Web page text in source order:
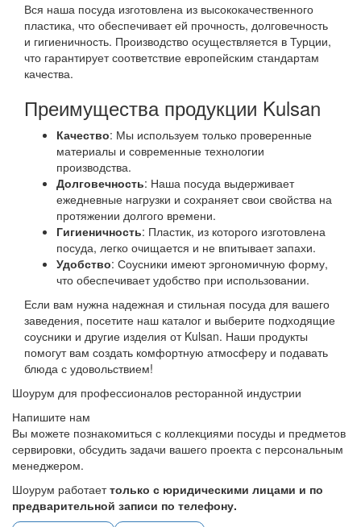
Вся наша посуда изготовлена из высококачественного
пластика, что обеспечивает ей прочность, долговечность
и гигиеничность. Производство осуществляется в Турции,
что гарантирует соответствие европейским стандартам
качества.
Преимущества продукции Kulsan
Качество: Мы используем только проверенные
материалы и современные технологии
производства.
Долговечность: Наша посуда выдерживает
ежедневные нагрузки и сохраняет свои свойства на
протяжении долгого времени.
Гигиеничность: Пластик, из которого изготовлена
посуда, легко очищается и не впитывает запахи.
Удобство: Соусники имеют эргономичную форму,
что обеспечивает удобство при использовании.
Если вам нужна надежная и стильная посуда для вашего
заведения, посетите наш каталог и выберите подходящие
соусники и другие изделия от Kulsan. Наши продукты
помогут вам создать комфортную атмосферу и подавать
блюда с удовольствием!
Шоурум для профессионалов ресторанной индустрии
Напишите нам
Вы можете познакомиться с коллекциями посуды и предметов
сервировки, обсудить задачи вашего проекта с персональным
менеджером.
Шоурум работаеттолько с юридическими лицами и по
предварительной записи по телефону.